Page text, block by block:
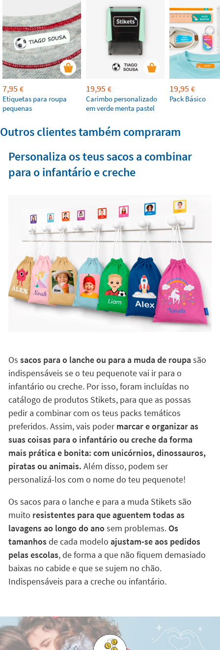
7,95 €
Etiquetas para roupa
pequenas
19,95 €
Carimbo personalizado
em verde menta pastel
19,95 €
Pack Básico
Outros clientes também compraram
Personaliza os teus sacos a combinar
para o infantário e creche
Os sacos para o lanche ou para a muda de roupasão
indispensáveis se o teu pequenote vai ir para o
infantário ou creche. Por isso, foram incluídas no
catálogo de produtos Stikets, para que as possas
pedir a combinar com os teus packs temáticos
preferidos. Assim, vais podermarcar e organizar as
suas coisas para o infantário ou creche da forma
mais prática e bonita: com unicórnios, dinossauros,
piratas ou animais. Além disso, podem ser
personalizá-los com o nome do teu pequenote!
Os sacos para o lanche e para a muda Stikets são
muito resistentes para que aguentem todas as
lavagens ao longo do anosem problemas. Os
tamanhosde cada modelo ajustam-se aos pedidos
pelas escolas, de forma a que não fiquem demasiado
baixas no cabide e que se sujem no chão.
Indispensáveis para a creche ou infantário.